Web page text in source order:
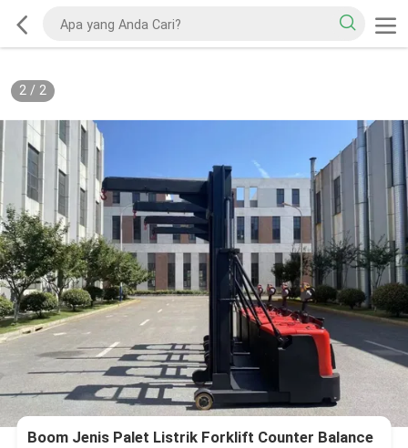
2/ 2
Boom Jenis Palet Listrik Forklift Counter Balance